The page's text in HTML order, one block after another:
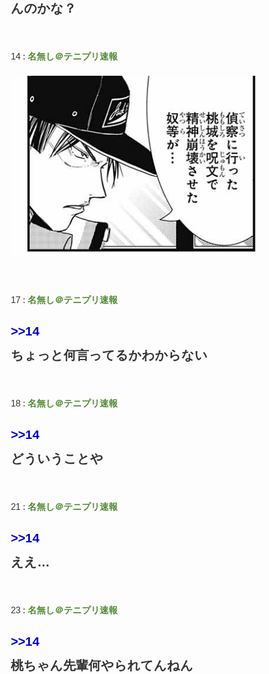
んのかな？
14 : 名無し＠テニプリ速報
17 : 名無し＠テニプリ速報
>>14
ちょっと何言ってるかわからない
18 : 名無し＠テニプリ速報
>>14
どういうことや
21 : 名無し＠テニプリ速報
>>14
ええ…
23 : 名無し＠テニプリ速報
>>14
桃ちゃん先輩何やられてんねん